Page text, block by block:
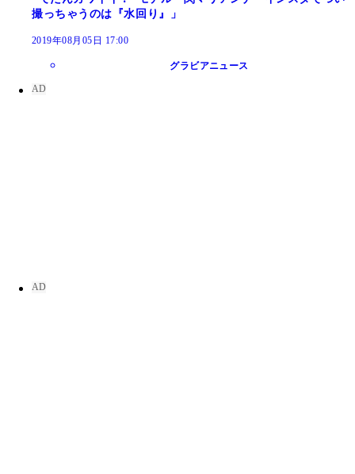
撮っちゃうのは『水回り』」
2019年08月05日 17:00
グラビアニュース